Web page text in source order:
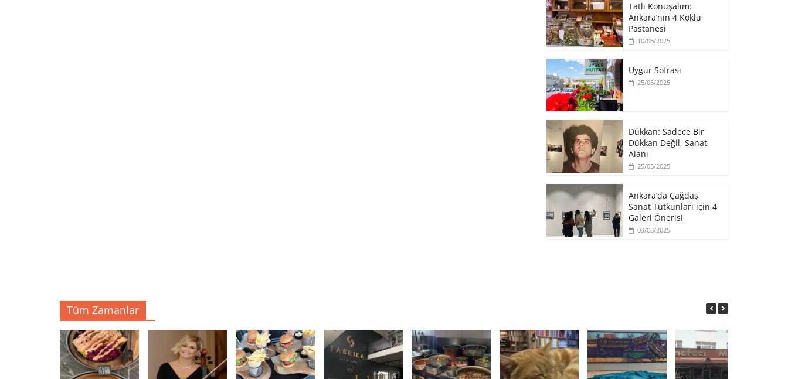
Tatlı Konuşalım:
Ankara’nın 4 Köklü
Pastanesi
10/06/2025
Uygur Sofrası
25/05/2025
​Dükkan: Sadece Bir
Dükkan Değil, Sanat
Alanı
25/05/2025
Ankara’da Çağdaş
Sanat Tutkunları için 4
Galeri Önerisi
03/03/2025
Tüm Zamanlar